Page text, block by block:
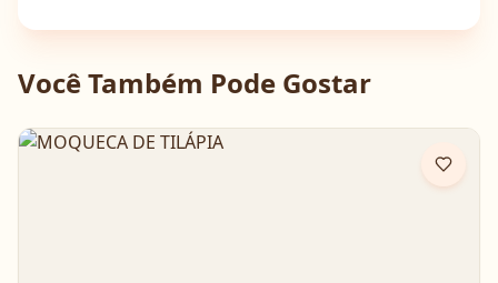
Você Também Pode Gostar